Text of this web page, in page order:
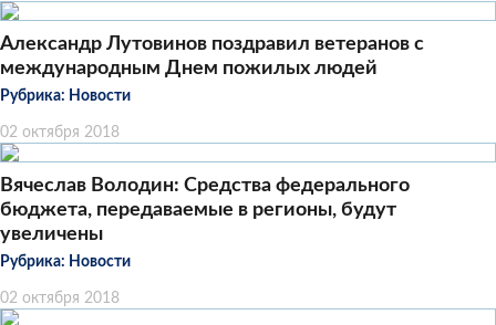
Александр Лутовинов поздравил ветеранов с
международным Днем пожилых людей
Рубрика: Новости
02 октября 2018
Вячеслав Володин: Средства федерального
бюджета, передаваемые в регионы, будут
увеличены
Рубрика: Новости
02 октября 2018